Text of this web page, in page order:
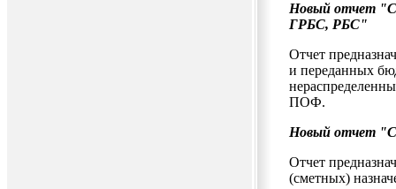
Новый отчет
ГРБС, РБС"
Отчет
и переданных
ПОФ.
Новый отчет
Отчет
(сметных)